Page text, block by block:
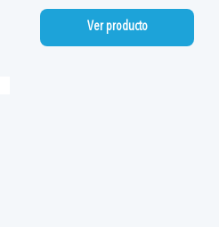
Ver producto